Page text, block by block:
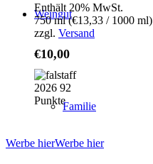
Weingut
Familie
Enthält 20% MwSt.
750 ml (€13,33 / 1000 ml)
zzgl. Versand
€10,00
Werbe hierWerbe hier